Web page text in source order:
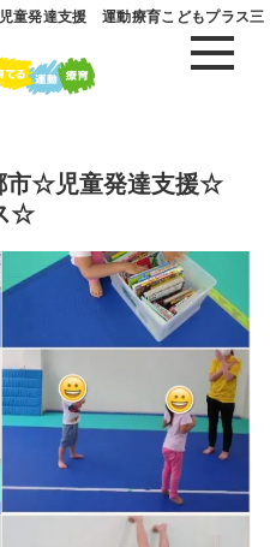
童発達支援 運動療育こどもプラス三
市☆児童発達支援☆
☆